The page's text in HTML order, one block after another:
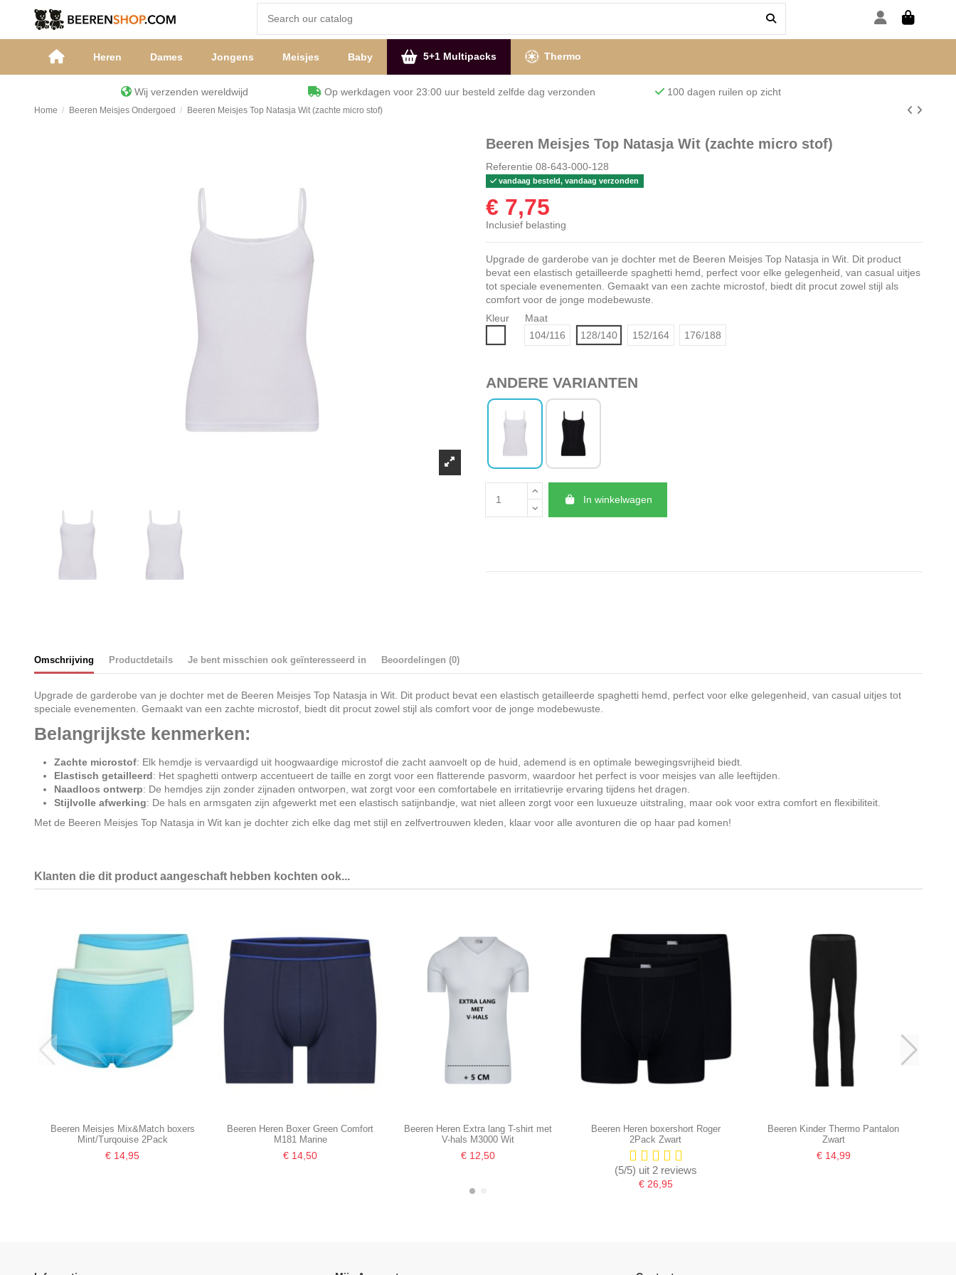
Heren Dames Jongens Meisjes Baby 5+1 Multipacks Thermo
Wij verzenden wereldwijd Op werkdagen voor 23:00 uur besteld zelfde dag verzonden 100 dagen ruilen op zicht
Home Beeren Meisjes Ondergoed Beeren Meisjes Top Natasja Wit (zachte micro stof)
Beeren Meisjes Top Natasja Wit (zachte micro stof)
Referentie 08-643-000-128
vandaag besteld, vandaag verzonden
€ 7,75
Inclusief belasting
Upgrade de garderobe van je dochter met de Beeren Meisjes Top Natasja in Wit. Dit product
bevat een elastisch getailleerde spaghetti hemd, perfect voor elke gelegenheid, van casual uitjes
tot speciale evenementen. Gemaakt van een zachte microstof, biedt dit procut zowel stijl als
comfort voor de jonge modebewuste.
Kleur
Maat
104/116
128/140 152/164 176/188
ANDERE VARIANTEN
In winkelwagen
Omschrijving Productdetails Je bent misschien ook geïnteresseerd in Beoordelingen (0)
Upgrade de garderobe van je dochter met de Beeren Meisjes Top Natasja in Wit. Dit product bevat een elastisch getailleerde spaghetti hemd, perfect voor elke gelegenheid, van casual uitjes tot
speciale evenementen. Gemaakt van een zachte microstof, biedt dit procut zowel stijl als comfort voor de jonge modebewuste.
Belangrijkste kenmerken:
Zachte microstof: Elk hemdje is vervaardigd uit hoogwaardige microstof die zacht aanvoelt op de huid, ademend is en optimale bewegingsvrijheid biedt.
Elastisch getailleerd: Het spaghetti ontwerp accentueert de taille en zorgt voor een flatterende pasvorm, waardoor het perfect is voor meisjes van alle leeftijden.
Naadloos ontwerp: De hemdjes zijn zonder zijnaden ontworpen, wat zorgt voor een comfortabele en irritatievrije ervaring tijdens het dragen.
Stijlvolle afwerking: De hals en armsgaten zijn afgewerkt met een elastisch satijnbandje, wat niet alleen zorgt voor een luxueuze uitstraling, maar ook voor extra comfort en flexibiliteit.
Met de Beeren Meisjes Top Natasja in Wit kan je dochter zich elke dag met stijl en zelfvertrouwen kleden, klaar voor alle avonturen die op haar pad komen!
Klanten die dit product aangeschaft hebben kochten ook...
Beeren Meisjes Mix&Match boxers
Mint/Turqouise 2Pack
€ 14,95
Beeren Heren Boxer Green Comfort
M181 Marine
€ 14,50
Beeren Heren Extra lang T-shirt met
V-hals M3000 Wit
€ 12,50
Beeren Heren boxershort Roger
2Pack Zwart
(5/5) uit 2 reviews
€ 26,95
Beeren Kinder Thermo Pantalon
Zwart
€ 14,99